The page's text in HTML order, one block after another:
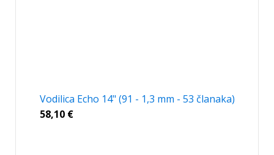
Vodilica Echo 14" (91 - 1,3 mm - 53 članaka)
58,10 €